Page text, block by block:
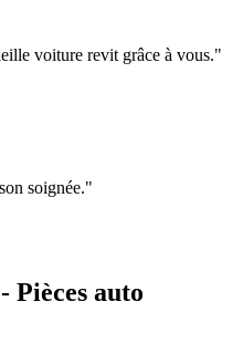
voiture revit grâce à vous."
soignée."
Pièces auto